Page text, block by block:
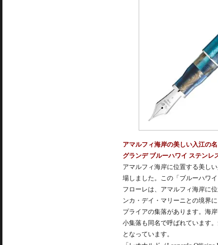
アマルフィ海岸の美しい入江の
グランデ ブルーハワイ ステンレ
アマルフィ海岸に位置する美し
場しました。この「ブルーハワ
フローレは、アマルフィ海岸に
ンカ・デイ・マリーニとの境界
プライアの集落があります。海
小集落も同名で呼ばれています
となっています。